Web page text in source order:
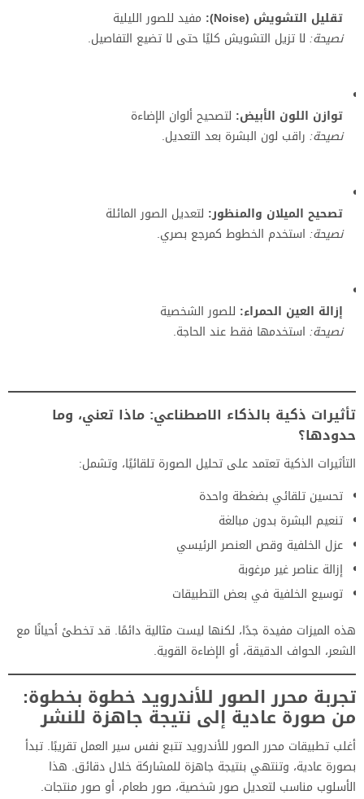
تقليل التشويش (Noise):
مفيد للصور الليلية
نصيحة: لا تزيل التشويش كليًا حتى لا تضيع التفاصيل.
توازن اللون الأبيض: لتصحيح ألوان الإضاءة
نصيحة: راقب لون البشرة بعد التعديل.
تصحيح الميلان والمنظور: لتعديل الصور المائلة
نصيحة: استخدم الخطوط كمرجع بصري.
إزالة العين الحمراء: للصور الشخصية
نصيحة: استخدمها فقط عند الحاجة.
تأثيرات ذكية بالذكاء الاصطناعي: ماذا تعني، وما
حدودها؟
التأثيرات الذكية تعتمد على تحليل الصورة تلقائيًا، وتشمل:
تحسين تلقائي بضغطة واحدة
تنعيم البشرة بدون مبالغة
عزل الخلفية وقص العنصر الرئيسي
إزالة عناصر غير مرغوبة
توسيع الخلفية في بعض التطبيقات
هذه الميزات مفيدة جدًا، لكنها ليست مثالية دائمًا. قد تخطئ أحيانًا مع
الشعر، الحواف الدقيقة، أو الإضاءة القوية.
تجربة محرر الصور للأندرويد خطوة بخطوة:
من صورة عادية إلى نتيجة جاهزة للنشر
أغلب تطبيقات محرر الصور للأندرويد تتبع نفس سير العمل تقريبًا. تبدأ
بصورة عادية، وتنتهي بنتيجة جاهزة للمشاركة خلال دقائق. هذا
الأسلوب مناسب لتعديل صور شخصية، صور طعام، أو صور منتجات.